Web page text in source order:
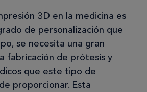
3D en la medicina es
de personalización que
se necesita una gran
fabricación de prótesis y
que este tipo de
proporcionar. Esta